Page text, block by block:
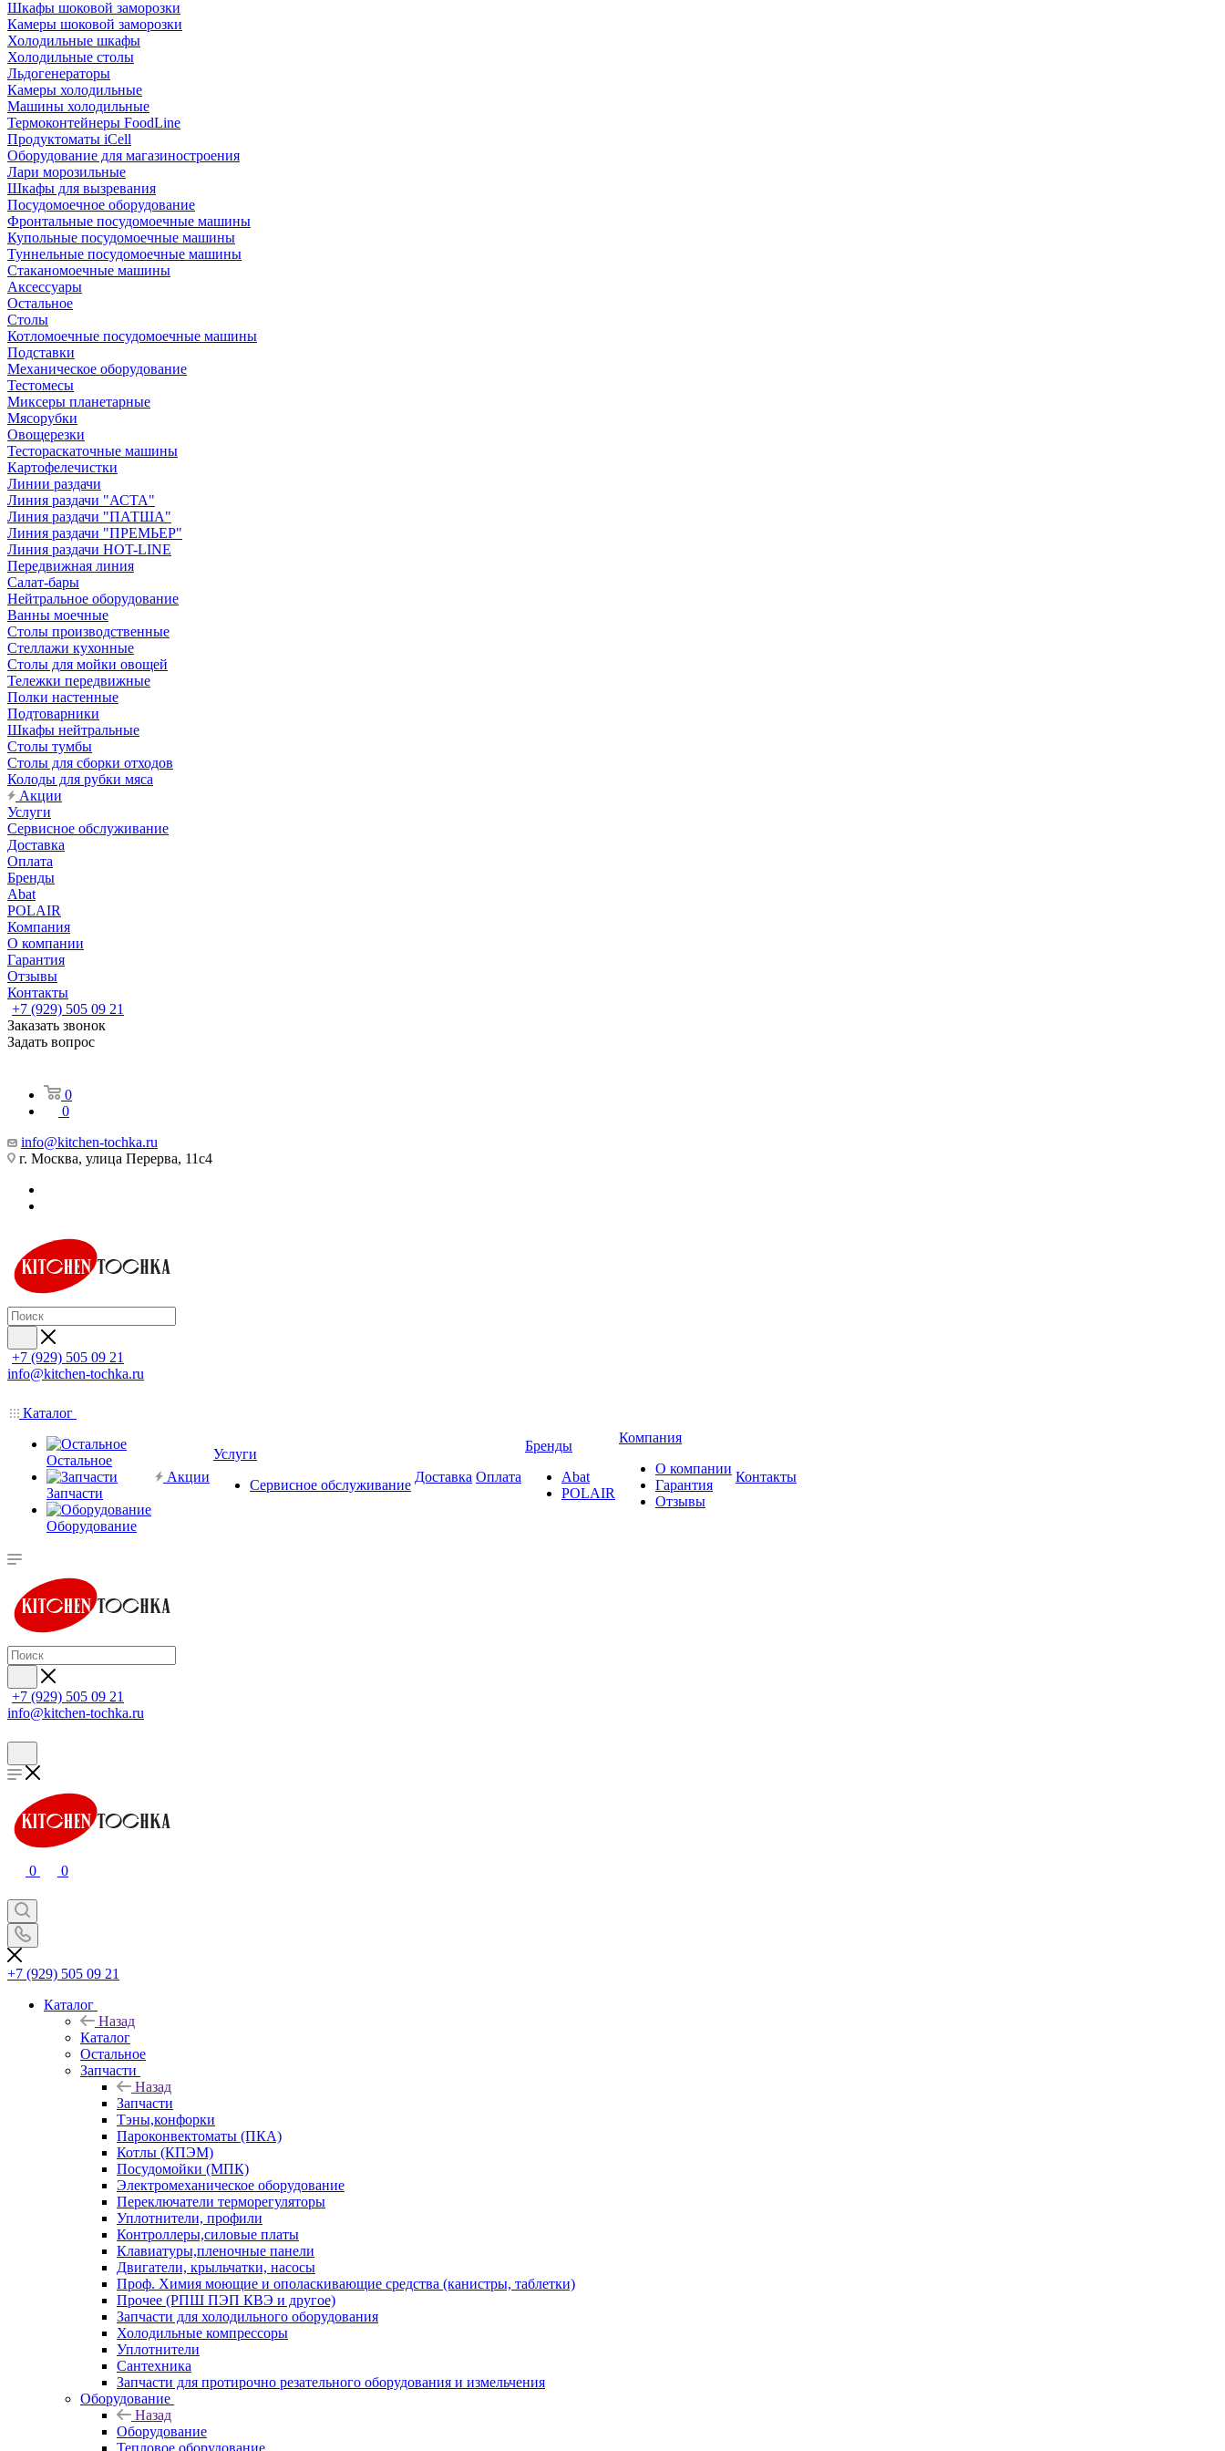
Шкафы шоковой заморозки
Камеры шоковой заморозки
Холодильные шкафы
Холодильные столы
Льдогенераторы
Камеры холодильные
Машины холодильные
Термоконтейнеры FoodLine
Продуктоматы iCell
Оборудование для магазиностроения
Лари морозильные
Шкафы для вызревания
Посудомоечное оборудование
Фронтальные посудомоечные машины
Купольные посудомоечные машины
Туннельные посудомоечные машины
Стаканомоечные машины
Аксессуары
Остальное
Столы
Котломоечные посудомоечные машины
Подставки
Механическое оборудование
Тестомесы
Миксеры планетарные
Мясорубки
Овощерезки
Тестораскаточные машины
Картофелечистки
Линии раздачи
Линия раздачи "АСТА"
Линия раздачи "ПАТША"
Линия раздачи "ПРЕМЬЕР"
Линия раздачи HOT-LINE
Передвижная линия
Салат-бары
Нейтральное оборудование
Ванны моечные
Столы производственные
Стеллажи кухонные
Столы для мойки овощей
Тележки передвижные
Полки настенные
Подтоварники
Шкафы нейтральные
Столы тумбы
Столы для сборки отходов
Колоды для рубки мяса
Акции
Услуги
Сервисное обслуживание
Доставка
Оплата
Бренды
Abat
POLAIR
Компания
О компании
Гарантия
Отзывы
Контакты
+7 (929) 505 09 21
Заказать звонок
Задать вопрос
0
0
info@kitchen-tochka.ru
г. Москва, улица Перерва, 11с4
+7 (929) 505 09 21
info@kitchen-tochka.ru
Каталог
Остальное
Запчасти
Оборудование
Акции
Услуги
Сервисное обслуживание
Доставка Оплата
Бренды
Abat
POLAIR
Компания
О компании
Гарантия
Отзывы
Контакты
+7 (929) 505 09 21
info@kitchen-tochka.ru
0 0
+7 (929) 505 09 21
Каталог
Назад
Каталог
Остальное
Запчасти
Назад
Запчасти
Тэны,конфорки
Пароконвектоматы (ПКА)
Котлы (КПЭМ)
Посудомойки (МПК)
Электромеханическое оборудование
Переключатели терморегуляторы
Уплотнители, профили
Контроллеры,силовые платы
Клавиатуры,пленочные панели
Двигатели, крыльчатки, насосы
Проф. Химия моющие и ополаскивающие средства (канистры, таблетки)
Прочее (РПШ ПЭП КВЭ и другое)
Запчасти для холодильного оборудования
Холодильные компрессоры
Уплотнители
Сантехника
Запчасти для протирочно резательного оборудования и измельчения
Оборудование
Назад
Оборудование
Тепловое оборудование